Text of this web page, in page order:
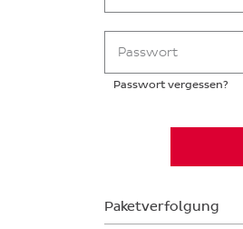
Passwort
Passwort vergessen?
Paketverfolgung